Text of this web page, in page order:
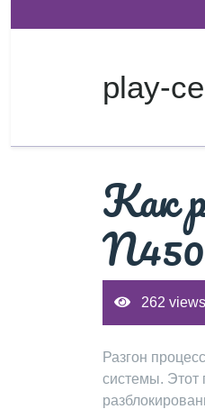
к
play-
Как
N450
262 views
Разгон
системы. Этот